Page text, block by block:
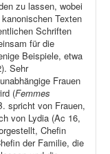
zu lassen, wobei
Texten
Schriften
für die
Beispiele, etwa
Sehr
Frauen
(Femmes
spricht von Frauen,
von Lydia (Ac 16,
Chefin
der Familie, die